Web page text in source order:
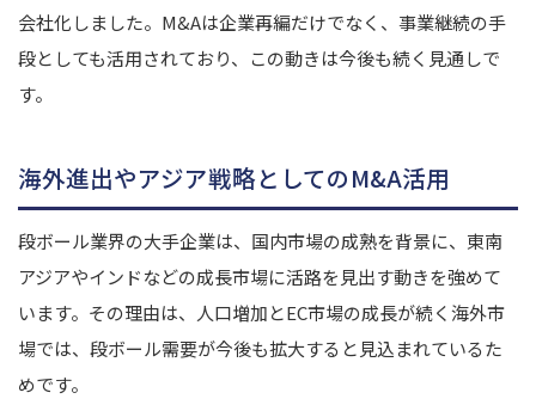
会社化しました。M&Aは企業再編だけでなく、事業継続の手
段としても活用されており、この動きは今後も続く見通しで
す。
海外進出やアジア戦略としてのM&A活用
段ボール業界の大手企業は、国内市場の成熟を背景に、東南
アジアやインドなどの成長市場に活路を見出す動きを強めて
います。その理由は、人口増加とEC市場の成長が続く海外市
場では、段ボール需要が今後も拡大すると見込まれているた
めです。